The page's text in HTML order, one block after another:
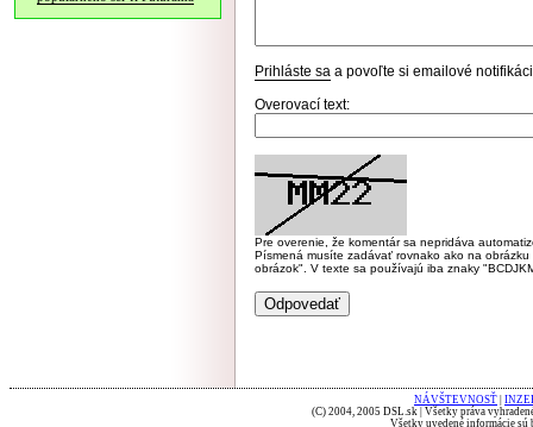
Prihláste sa a povoľte si emailové
Overovací text:
Pre overenie, že komentár sa nepridáva
Písmená musíte zadávať rovnako ako na
obrázok". V texte sa používajú iba znaky
NÁVŠTEVNOSŤ
(C) 2004, 2005 DSL.sk | Všetky práva
Všetky uvedené informácie sú